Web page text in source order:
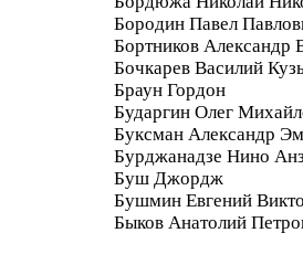
Бородин Павел
Бортников Александр
Бочкарев Василий
Браун Гордон
Бударгин Олег
Буксман Александр
Бурджанадзе Нино
Буш Джордж
Бушмин Евгений
Быков Анатолий